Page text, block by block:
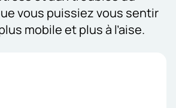
vous puissiez vous sentir
mobile et plus à l’aise.